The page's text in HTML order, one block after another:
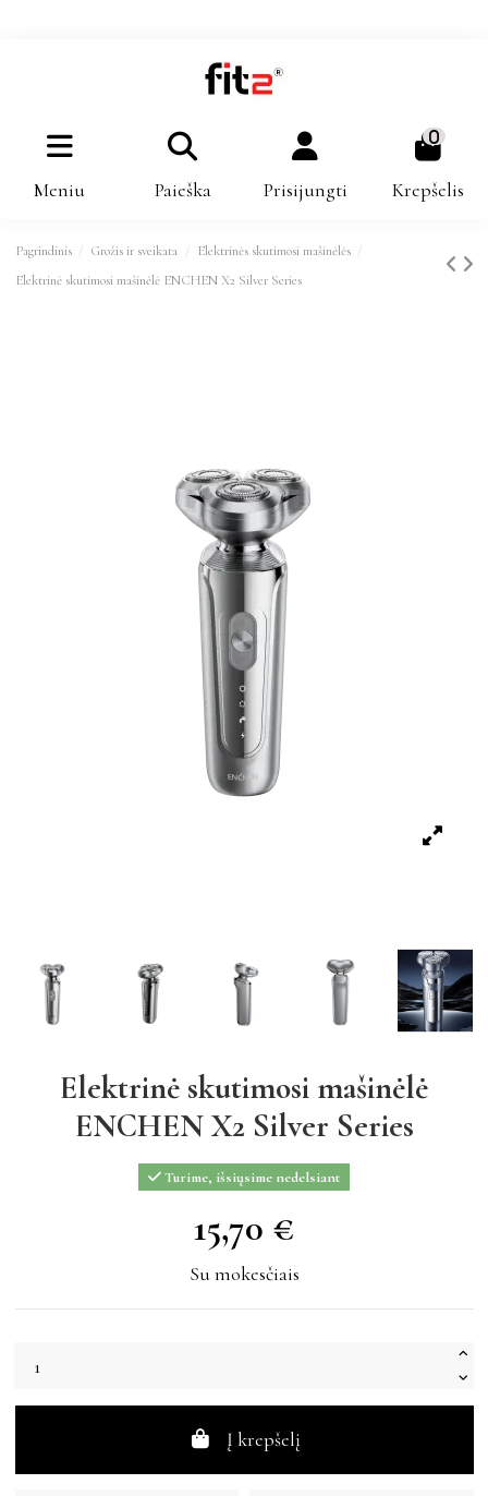
Meniu Paieška Prisijungti
0
Krepšelis
Pagrindinis Grožis ir sveikata
Elektrinės skutimosi mašinėlės
Elektrinė skutimosi mašinėlė ENCHEN X2 Silver Series
Elektrinė skutimosi mašinėlė
ENCHEN X2 Silver Series
Turime, išsiųsime nedelsiant
15,70 €
15,70 €
Su mokesčiais
Į krepšelį